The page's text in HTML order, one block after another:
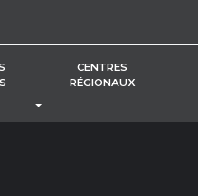
CENTRES
RÉGIONAUX
BASCULER LE MENU